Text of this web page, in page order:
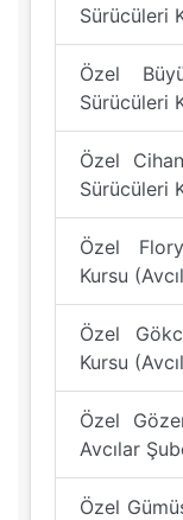
Sürücüleri
Özel
Sürücüleri
Özel
Sürücüleri
Özel
Kursu
Özel
Kursu
Özel
Avcılar
Özel